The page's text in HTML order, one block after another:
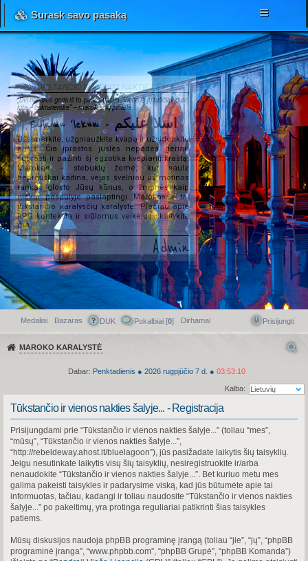
Surask savo pasaką
TŪKSTANČIO IR VIENOS NAKTIES ŠALYJE...
„Dvi nendrės geria iš to paties upelio. Viena iš jų tuščiavidurė,
kita – cukranendrė“ – marokiečių patarlė.
Salamu 'lekum - اسلا عليكم
Užsimerkite, užgniaužkite kvapą ir užsidenkite
ausis. Čia įprastos juslės nepadės geriau
suprasti ir pažinti šį egzotika kvepiantį kraštą.
Marokas – stebuklų žemė, kur saulė
beprotiškai kaitina, vėjas švelniau už motinos
rankas glosto Jūsų kūnus, o žmonės kaip
niekur pasaulyje paslaptingi. Marokas – tai
tūkstančio karalysčių karalystė. Plačiau apie
RPG kontekstą ir siūlomus veikėjus skaitykite
ČIA.
Admin
Greitasis meniu
Medaliai Bazaras DUK Pokalbiai [0] Dirhamai Prisijungti
MAROKO KARALYSTĖ
Dabar: Penktadienis ● 2026 rugpjūčio 7 d. ● 03:53:10
Kalba:
Tūkstančio ir vienos nakties šalyje... - Registracija
Prisijungdami prie “Tūkstančio ir vienos nakties šalyje...” (toliau “mes”,
“mūsų”, “Tūkstančio ir vienos nakties šalyje...”,
“http://rebeldeway.ahost.lt/bluelagoon”), jūs pasižadate laikytis šių taisyklių.
Jeigu nesutinkate laikytis visų šių taisyklių, nesiregistruokite ir/arba
nenaudokite “Tūkstančio ir vienos nakties šalyje...”. Bet kuriuo metu mes
galima pakeisti taisykles ir padarysime viską, kad jūs būtumėte apie tai
informuotas, tačiau, kadangi ir toliau naudosite “Tūkstančio ir vienos nakties
šalyje...” po pakeitimų, yra protinga reguliariai patikrinti šias taisykles
patiems.
Mūsų diskusijos naudoja phpBB programinę įrangą (toliau “jie”, “jų”, “phpBB
programinė įranga”, “www.phpbb.com”, “phpBB Grupė”, “phpBB Komanda”)